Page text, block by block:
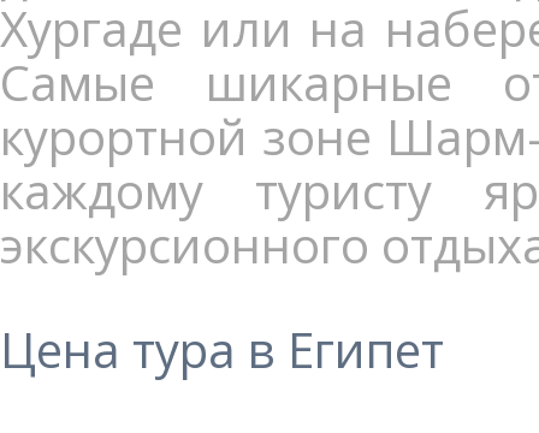
Хургаде или на
Самые шикарные
курортной зоне
каждому туристу
экскурсионного
Цена тура в Египет